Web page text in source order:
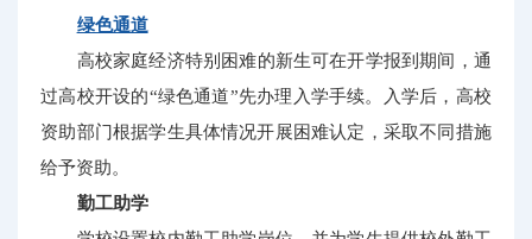
绿色通道
高校家庭经济特别困难的新生可在开学报到期间，通
过高校开设的“绿色通道”先办理入学手续。入学后，高校
资助部门根据学生具体情况开展困难认定，采取不同措施
给予资助。
勤工助学